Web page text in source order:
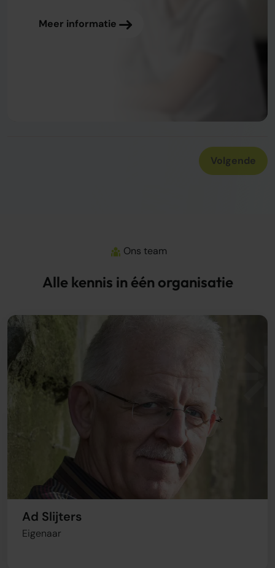
Meer informatie
Volgende
Ons team
Alle kennis in één organisatie
Ad Slijters
Eigenaar